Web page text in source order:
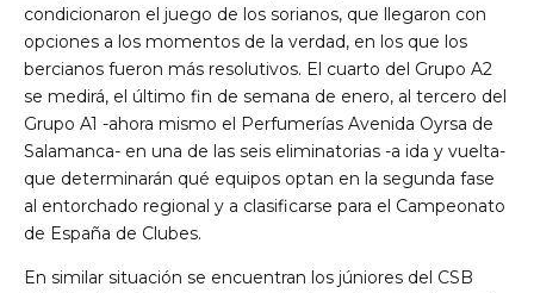
condicionaron el juego de los sorianos, que llegaron con
opciones a los momentos de la verdad, en los que los
bercianos fueron más resolutivos. El cuarto del Grupo A2
se medirá, el último fin de semana de enero, al tercero del
Grupo A1 -ahora mismo el Perfumerías Avenida Oyrsa de
Salamanca- en una de las seis eliminatorias -a ida y vuelta-
que determinarán qué equipos optan en la segunda fase
al entorchado regional y a clasificarse para el Campeonato
de España de Clubes.
En similar situación se encuentran los júniores del CSB